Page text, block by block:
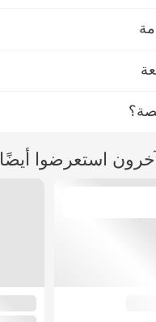
استعرضوا أيضًا